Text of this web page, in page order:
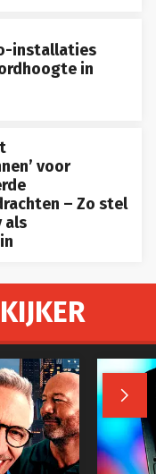
installaties
in
voor
– Zo stel
als
